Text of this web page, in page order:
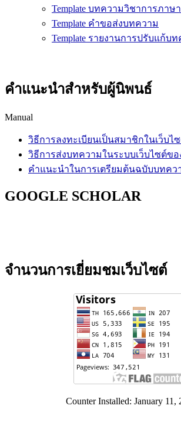
Template บทความวิชาการภาษ
Template คำขอส่งบทความ
Template รายงานการปรับแก้บ
คำแนะนำสำหรับผู้นิพนธ์
Manual
วิธีการลงทะเบียนเป็นสมาชิกในเว็บไ
วิธีการส่งบทความในระบบเว็บไซต์ขอ
คำแนะนำในการเตรียมต้นฉบับบทคว
GOOGLE SCHOLAR
จำนวนการเยี่ยมชมเว็บไซต์
Counter Installed: January 11,